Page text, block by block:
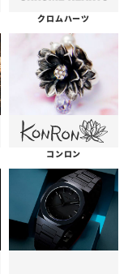
クロムハーツ
コンロン